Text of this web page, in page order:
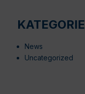
KATEGORIE
News
Uncategorized